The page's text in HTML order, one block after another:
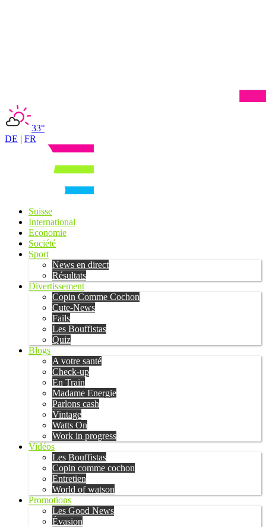
33°
DE | FR
Suisse
International
Economie
Société
Sport
News en direct
Résultats
Divertissement
Copin Comme Cochon
Cute-News
Fails
Les Bouffistas
Quiz
Blogs
A votre santé
Check-up
En Train
Madame Energie
Parlons cash
Vintage
Watts On
Work in progress
Vidéos
Les Bouffistas
Copin comme cochon
Entretien
World of watson
Promotions
Les Good News
Évasion